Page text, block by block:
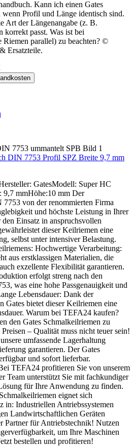
Kann ich einen Gates
wenn Profil und Länge identisch sind.
Art der Längenangabe (z. B.
passt. Was ist bei
Riemen parallel) zu beachten? ©
Ersatzteile.
DIN 7753 Profil SPZ Breite 9,7 mm
GatesModell: Super HC
9,7 mmHöhe:10 mm Der
von der renommierten Firma
und höchste Leistung in Ihrer
Einsatz in anspruchsvollen
dieser Keilriemen eine
selbst unter intensiver Belastung.
Hochwertige Verarbeitung:
aus erstklassigen Materialien, die
exzellente Flexibilität garantieren.
erfolgt streng nach den
was eine hohe Passgenauigkeit und
Lebensdauer: Dank der
Gates bietet dieser Keilriemen eine
Warum bei TEFA24 kaufen?
den Gates Schmalkeilriemen zu
– Qualität muss nicht teuer sein!
umfassende Lagerhaltung
garantieren. Der Gates
und sofort lieferbar.
TEFA24 profitieren Sie von unserem
Team unterstützt Sie mit fachkundiger
für Ihre Anwendung zu finden.
eignet sich
in: Industriellen Antriebssystemen
Landwirtschaftlichen Geräten
Partner für Antriebstechnik! Nutzen
um Ihre Maschinen
bestellen und profitieren!